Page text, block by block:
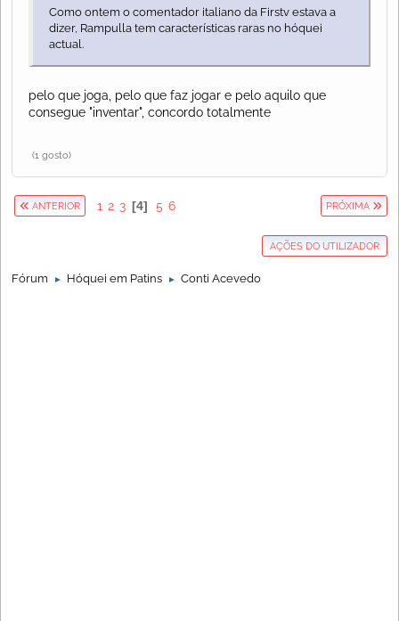
Como ontem o comentador italiano da Firstv estava a
dizer, Rampulla tem características raras no hóquei
actual.
pelo que joga, pelo que faz jogar e pelo aquilo que
consegue "inventar", concordo totalmente
(1 gosto)
ANTERIOR 1 2 3 4 5 6 PRÓXIMA
AÇÕES DO UTILIZADOR
Fórum ► Hóquei em Patins ► Conti Acevedo